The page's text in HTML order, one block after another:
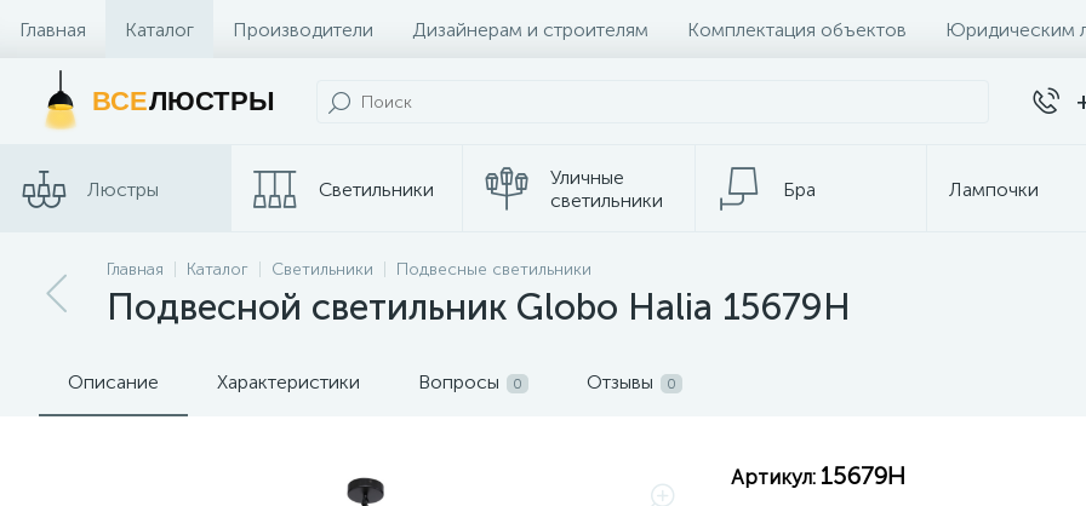
Главная Каталог Производители Дизайнерам и строителям Комплектация объектов Юридическим
Контакты и Магазины
ВСЕЛЮСТРЫ
Люстры Светильники
Уличные
светильники
Бра Лампочки
Споты
Трековые
Электротовары
Главная Каталог Светильники Подвесные светильники
Подвесной светильник Globo Halia 15679H
Описание Характеристики Вопросы 0 Отзывы 0
Артикул: 15679H